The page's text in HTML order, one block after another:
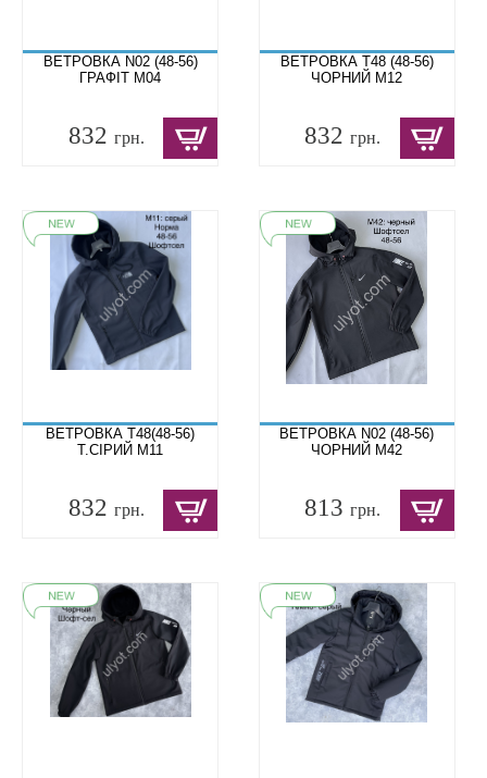
ВЕТРОВКА N02 (48-56)
ГРАФІТ M04
832 грн.
ВЕТРОВКА T48 (48-56)
ЧОРНИЙ M12
832грн.
ВЕТРОВКА T48(48-56)
Т.СІРИЙ M11
832 грн.
ВЕТРОВКА N02 (48-56)
ЧОРНИЙ M42
813грн.